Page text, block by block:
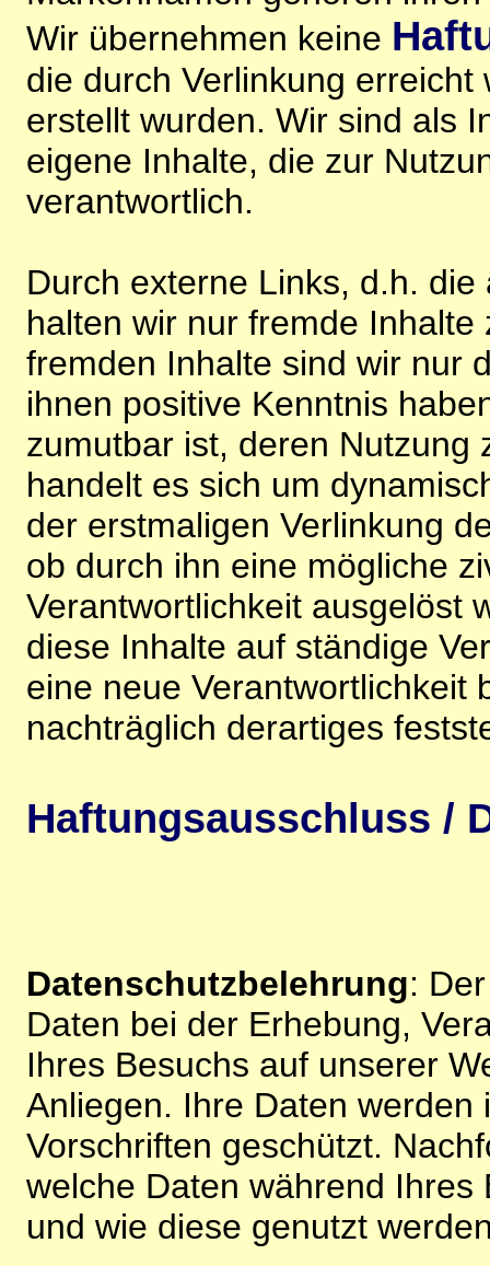
Wir übernehmen keine
die durch Verlinkung
erstellt wurden. Wir sind als
eigene Inhalte, die zur
verantwortlich.
Durch externe Links, d.h.
halten wir nur fremde
fremden Inhalte sind wir nur
ihnen positive Kenntnis
zumutbar ist, deren Nutzung
handelt es sich um
der erstmaligen Verlinkung
ob durch ihn eine mögliche
Verantwortlichkeit ausgelöst
diese Inhalte auf ständige
eine neue Verantwortlichkeit
nachträglich derartiges
Haftungsausschluss /
Datenschutzbelehrung:
Daten bei der Erhebung,
Ihres Besuchs auf unserer
Anliegen. Ihre Daten
Vorschriften geschützt.
welche Daten während
und wie diese genutzt